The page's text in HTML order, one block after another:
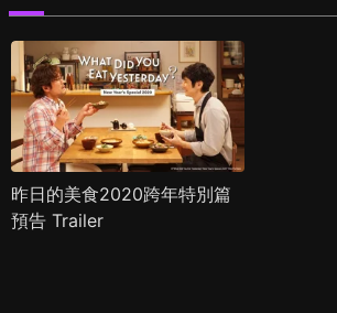
昨日的美食2020跨年特別篇
預告 Trailer